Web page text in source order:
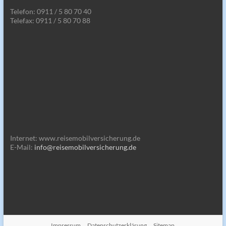
Telefon: 0911 / 5 80 70 40
Telefax: 0911 / 5 80 70 88
Internet: www.reisemobilversicherung.de
E-Mail: info@reisemobilversicherung.de